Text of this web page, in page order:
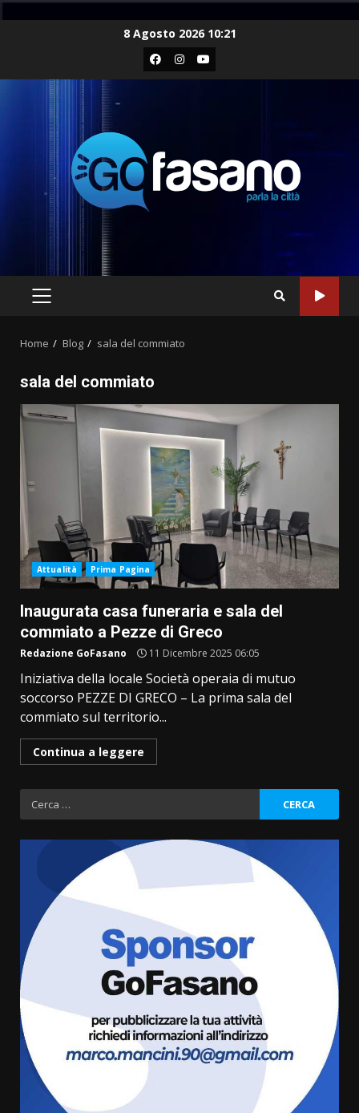
8 Agosto 2026 10:21
Facebook
Instagram
Youtube
PRIMARY
Home Blog sala del commiato
sala del commiato
Attualità Prima Pagina
Inaugurata casa funeraria e sala del
commiato a Pezze di Greco
Redazione GoFasano 11 Dicembre 2025 06:05
Iniziativa della locale Società operaia di mutuo
soccorso PEZZE DI GRECO – La prima sala del
commiato sul territorio...
Continua a leggere
Ricerca
per:
“I Contestatori: Musica di
Rivoluzione”: nuovo
appuntamento con “Fasano in
Banda”
7 Agosto 2026 06:05
US Fasano, Scianaro: “Profonda
amarezza per esclusione dal
campionato di calcio”